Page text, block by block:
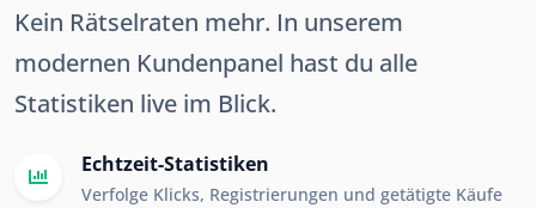
Kein Rätselraten mehr. In unserem
modernen Kundenpanel hast du alle
Statistiken live im Blick.
Echtzeit-Statistiken
Verfolge Klicks, Registrierungen und getätigte Käufe